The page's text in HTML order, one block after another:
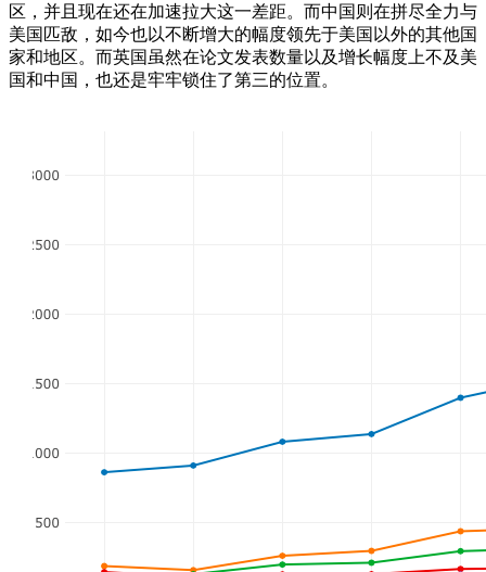
区，并且现在还在加速拉大这一差距。而中国则在拼尽全力与
美国匹敌，如今也以不断增大的幅度领先于美国以外的其他国
家和地区。而英国虽然在论文发表数量以及增长幅度上不及美
国和中国，也还是牢牢锁住了第三的位置。